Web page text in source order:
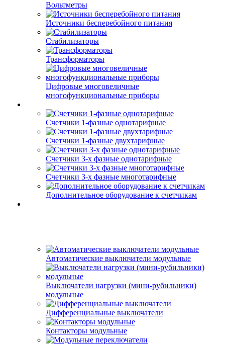
Вольтметры
Источники бесперебойного питания
Стабилизаторы
Трансформаторы
Цифровые многовеличные
многофункциональные приборы
Счетчики 1-фазные однотарифные
Счетчики 1-фазные двухтарифные
Счетчики 3-х фазные однотарифные
Счетчики 3-х фазные многотарифные
Дополнительное оборудование к счетчикам
Автоматические выключатели модульные
Выключатели нагрузки (мини-рубильники)
модульные
Дифференциальные выключатели
Контакторы модульные